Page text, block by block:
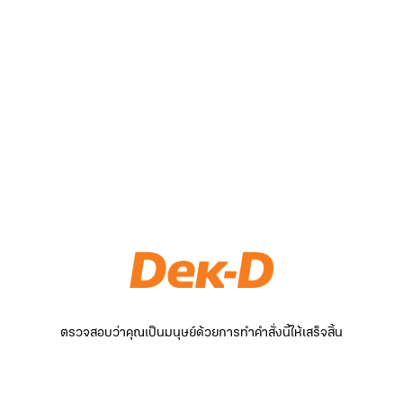
ตรวจสอบว่าคุณเป็นมนุษย์ด้วยการทำคำสั่งนี้ให้เสร็จสิ้น